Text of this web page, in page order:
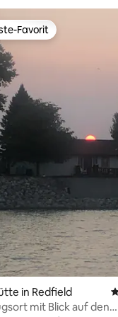
4,99 von 5,
Gäste-Favorit.
Favorit
in Redfield
mit Blick auf den